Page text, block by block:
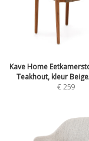
Kave Home
Teakhout, kleur
€259